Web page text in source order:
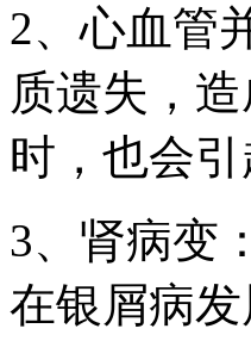
2、心血管
质遗失，
时，也会
3、肾病变
在银屑病